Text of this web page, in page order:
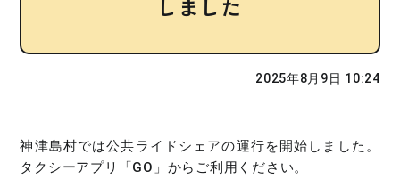
しました
2025年8月9日 10:24
神津島村では公共ライドシェアの運行を開始しました。
タクシーアプリ「GO」からご利用ください。